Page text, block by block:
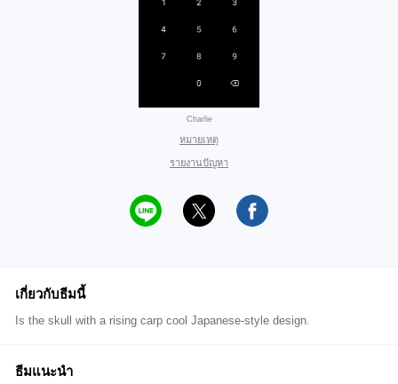
Charlie
หมายเหตุ
รายงานปัญหา
เกี่ยวกับธีมนี้
Is the skull with a rising carp cool Japanese-style design.
ธีมแนะนำ